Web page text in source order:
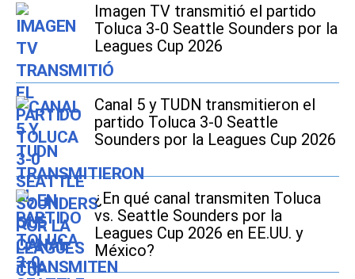
Imagen TV transmitió el partido
Toluca 3-0 Seattle Sounders por la
Leagues Cup 2026
Canal 5 y TUDN transmitieron el
partido Toluca 3-0 Seattle
Sounders por la Leagues Cup 2026
¿En qué canal transmiten Toluca
vs. Seattle Sounders por la
Leagues Cup 2026 en EE.UU. y
México?